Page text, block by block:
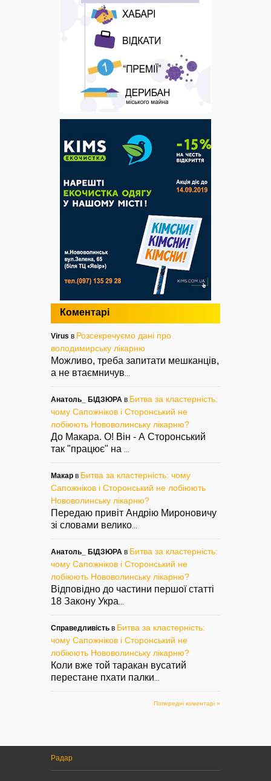
Коментарі
Virus в Розсекречуємо дані про
володимирську лікарню
Можливо, треба запитати мешканців,
а не втаємничув
Анатоль_ БІДЗЮРА в Битва за кластерність:
чому Сапожніков і Сторонський не
лобіюють Нововолинську лікарню?
До Макара. О! Він - А Сторонський
так "працює" на
Макар в Битва за кластерність: чому
Сапожніков і Сторонський не лобіюють
Нововолинську лікарню?
Передаю привіт Андрію Мироновичу
зі словами велико
Анатоль_ БІДЗЮРА в Битва за кластерність:
чому Сапожніков і Сторонський не
лобіюють Нововолинську лікарню?
Відповідно до частини першої статті
18 Закону Укра
Справедливість в Битва за кластерність:
чому Сапожніков і Сторонський не
лобіюють Нововолинську лікарню?
Коли вже той таракан вусатий
перестане пхати палки
Попередні коментарі »
Радар